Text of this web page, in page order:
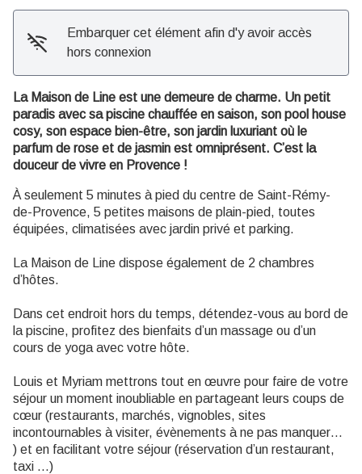
Embarquer cet élément afin d'y avoir accès
hors connexion
La Maison de Line est une demeure de charme. Un petit
paradis avec sa piscine chauffée en saison, son pool house
cosy, son espace bien-être, son jardin luxuriant où le
parfum de rose et de jasmin est omniprésent. C’est la
douceur de vivre en Provence !
À seulement 5 minutes à pied du centre de Saint-Rémy-
de-Provence, 5 petites maisons de plain-pied, toutes
équipées, climatisées avec jardin privé et parking.
La Maison de Line dispose également de 2 chambres
d’hôtes.
Dans cet endroit hors du temps, détendez-vous au bord de
la piscine, profitez des bienfaits d’un massage ou d’un
cours de yoga avec votre hôte.
Louis et Myriam mettrons tout en œuvre pour faire de votre
séjour un moment inoubliable en partageant leurs coups de
cœur (restaurants, marchés, vignobles, sites
incontournables à visiter, évènements à ne pas manquer…
) et en facilitant votre séjour (réservation d’un restaurant,
taxi …)